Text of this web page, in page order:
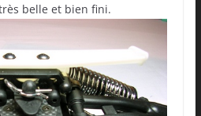
belle et bien fini.